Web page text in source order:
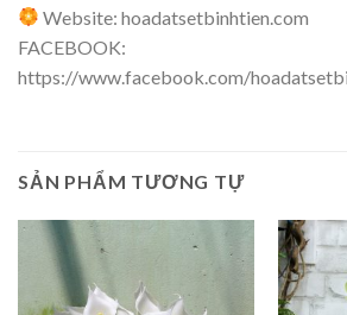
Website: hoadatsetbinhtien.com
FACEBOOK:
https://www.facebook.com/
SẢN PHẨM TƯƠNG TỰ